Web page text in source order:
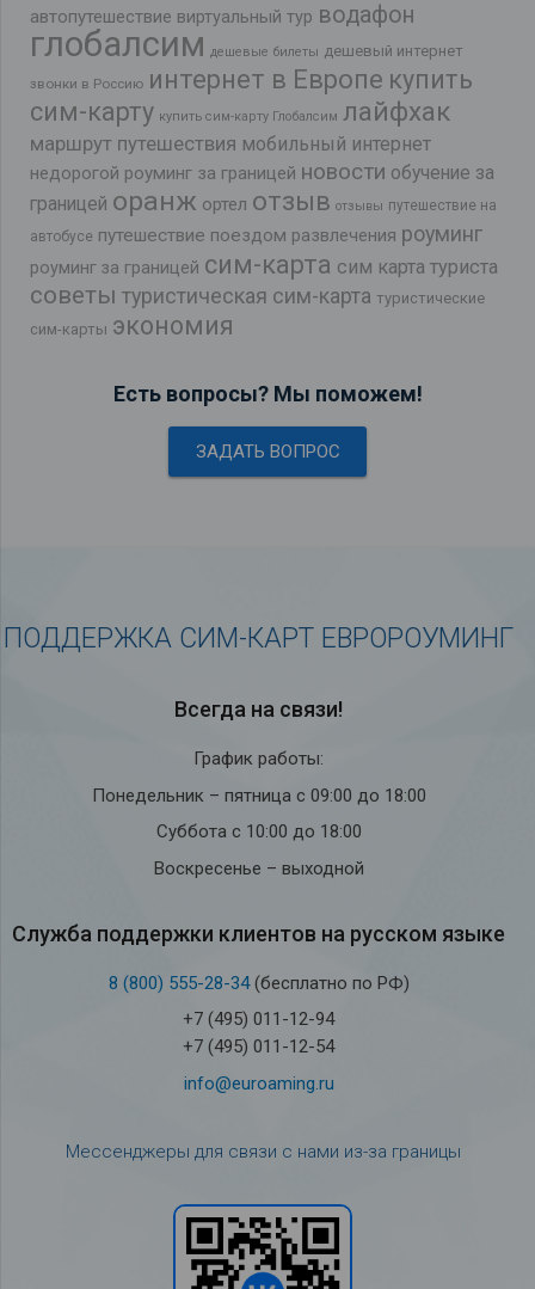
автопутешествие виртуальный тур водафон
глобалсим дешевые билеты дешевый интернет
звонки в Россию интернет в Европе купить
сим-карту купить сим-карту Глобалсим лайфхак
маршрут путешествия мобильный интернет
недорогой роуминг за границей новости обучение за
границей оранж ортел отзыв отзывы путешествие на
автобусе путешествие поездом развлечения роуминг
роуминг за границей сим-карта сим карта туриста
советы туристическая сим-карта туристические
сим-карты экономия
Есть вопросы? Мы поможем!
ЗАДАТЬ ВОПРОС
ПОДДЕРЖКА СИМ-КАРТ ЕВРОРОУМИНГ
Всегда на связи!
График работы:
Понедельник – пятница с 09:00 до 18:00
Суббота с 10:00 до 18:00
Воскресенье – выходной
Служба под­держки кли­ен­тов на рус­ском языке
8 (800) 555-28-34(бесплатно по РФ)
+7 (495) 011-12-94
+7 (495) 011-12-54
info@euroaming.ru
Мессенджеры для связи с нами из-за границы